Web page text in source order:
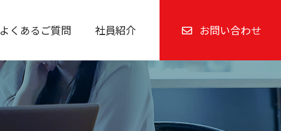
よくあるご質問 社員紹介 お問い合わせ